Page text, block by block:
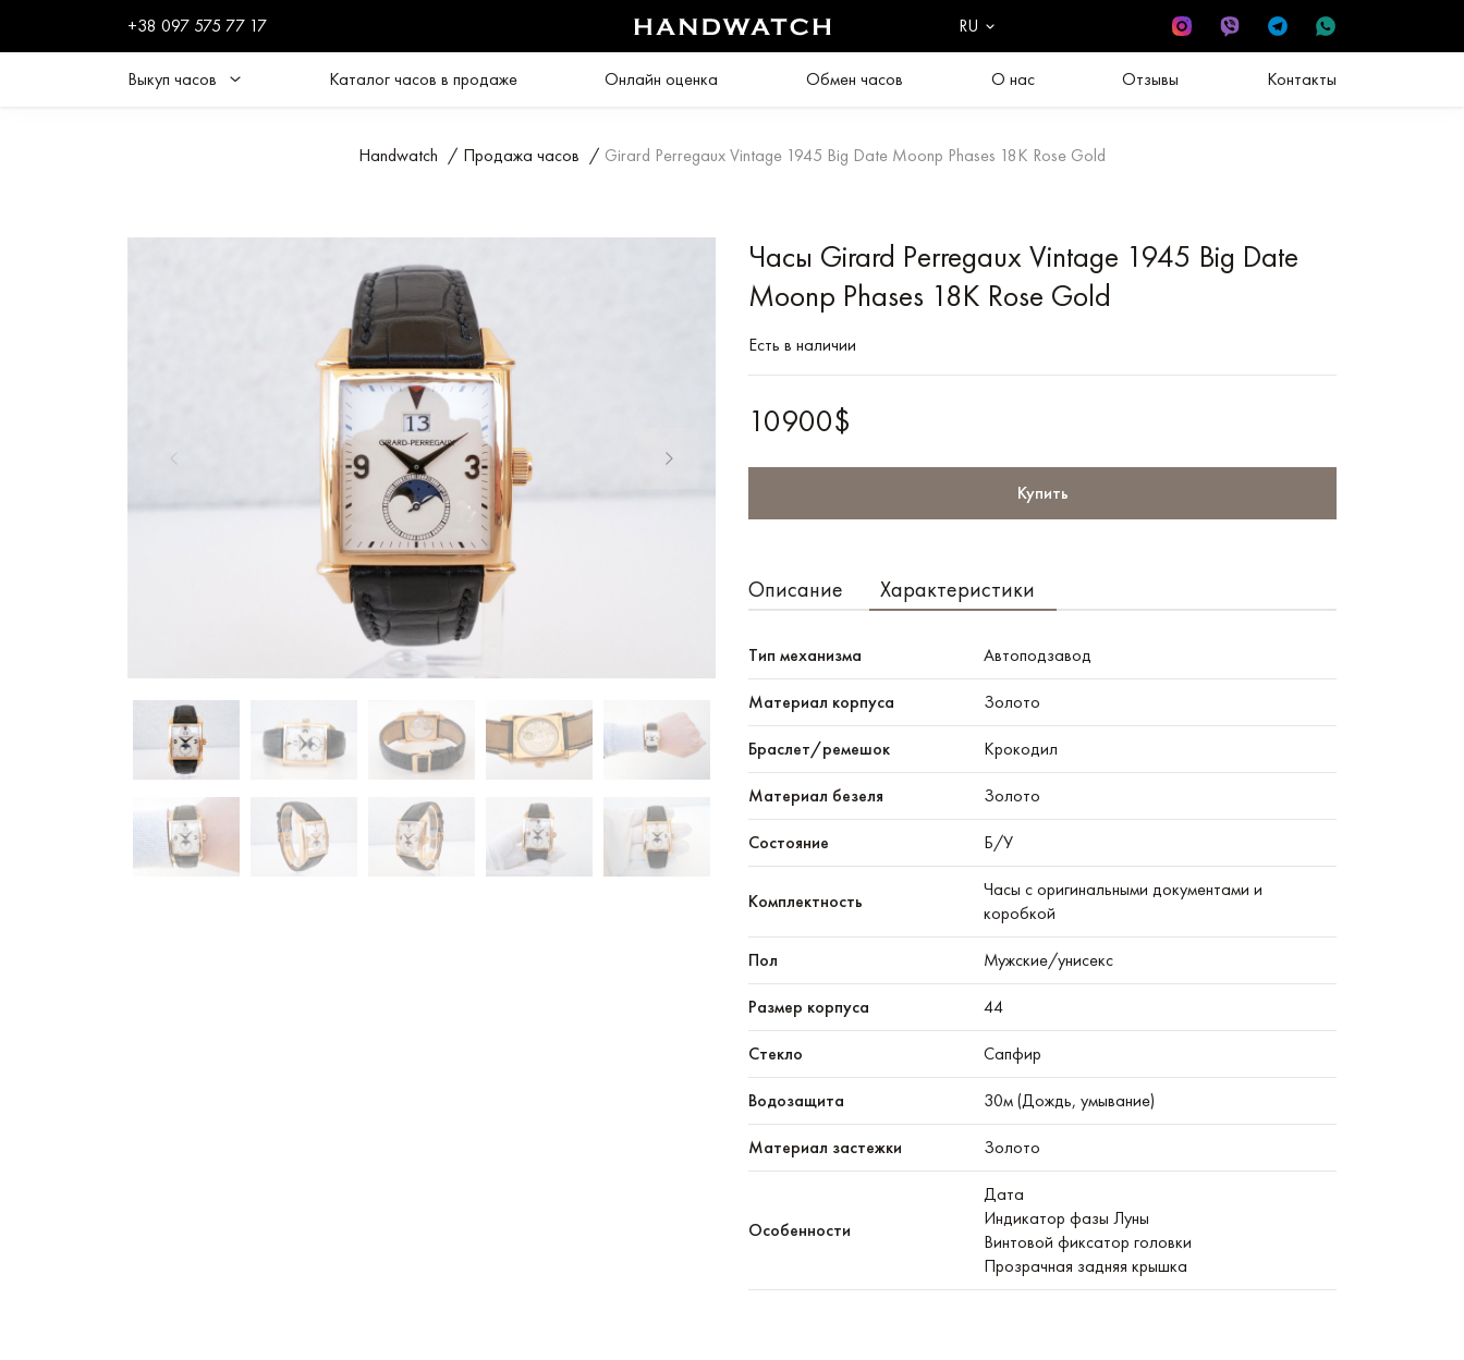
+38 097 575 77 17 RU
Выкуп часов Каталог часов в продаже Онлайн оценка Обмен часов О нас Отзывы Контакты
Handwatch / Продажа часов / Girard Perregaux Vintage 1945 Big Date Moonp Phases 18K Rose Gold
Часы Girard Perregaux Vintage 1945 Big Date
Moonp Phases 18K Rose Gold
Есть в наличии
10900$
Купить
Описание Характеристики
Тип механизма Автоподзавод
Материал корпуса Золото
Браслет/ремешок Крокодил
Материал безеля Золото
Состояние Б/У
Комплектность
Часы с оригинальными документами и
коробкой
Пол Мужские/унисекс
Размер корпуса 44
Стекло Сапфир
Водозащита 30м (Дождь, умывание)
Материал застежки Золото
Особенности
Дата
Индикатор фазы Луны
Винтовой фиксатор головки
Прозрачная задняя крышка